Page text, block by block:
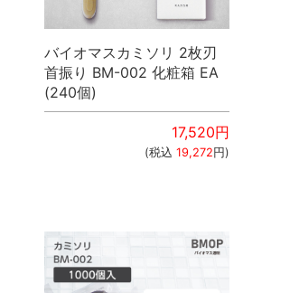
バイオマスカミソリ 2枚刃
首振り BM-002 化粧箱 EA
(240個)
17,520円
(税込 19,272 円)